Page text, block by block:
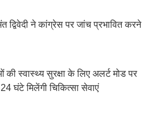
द्विवेदी ने कांग्रेस पर जांच प्रभावित करने
स्वास्थ्य सुरक्षा के लिए अलर्ट मोड पर
24 घंटे मिलेंगी चिकित्सा सेवाएं